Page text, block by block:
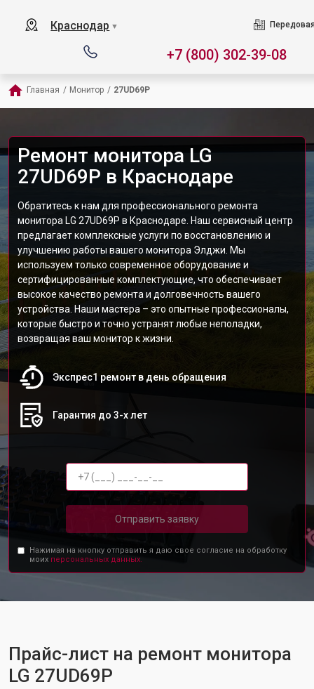
Краснодар ▼
+7 (800) 302-39-08
Главная / Монитор / 27UD69P
Ремонт монитора LG
27UD69P в Краснодаре
Обратитесь к нам для профессионального ремонта
монитора LG 27UD69P в Краснодаре. Наш сервисный центр
предлагает комплексные услуги по восстановлению и
улучшению работы вашего монитора Элджи. Мы
используем только современное оборудование и
сертифицированные комплектующие, что обеспечивает
высокое качество ремонта и долговечность вашего
устройства. Наши мастера – это опытные профессионалы,
которые быстро и точно устранят любые неполадки,
возвращая ваш монитор к жизни.
Экспрес1 ремонт в день обращения
Гарантия до 3-х лет
Отправить заявку
Нажимая на кнопку отправить я даю свое согласие на обработку
моих персональных данных.
Прайс-лист на ремонт монитора
LG 27UD69P